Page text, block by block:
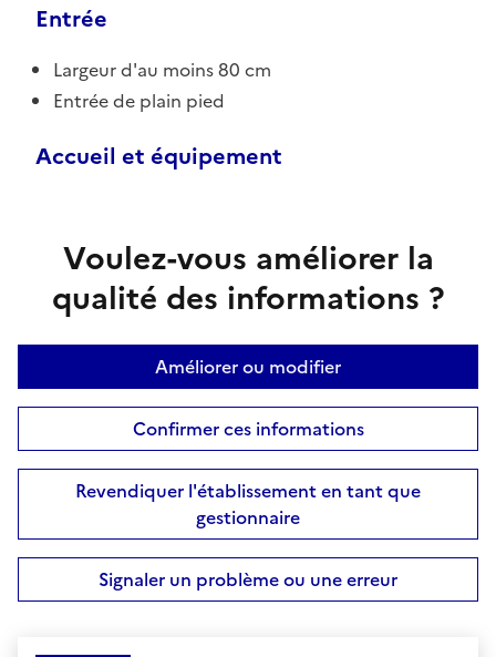
Entrée
Largeur d'au moins 80 cm
Entrée de plain pied
Accueil et équipement
Voulez-vous améliorer la
qualité des informations ?
Améliorer ou modifier
Confirmer ces informations
Revendiquer l'établissement en tant que
gestionnaire
Signaler un problème ou une erreur